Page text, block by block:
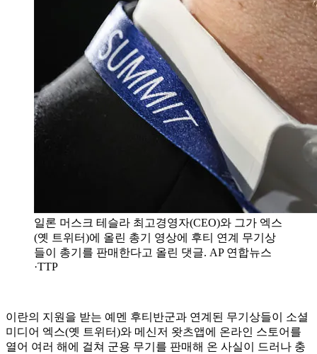
일론 머스크 테슬라 최고경영자(CEO)와 그가 엑스
(옛 트위터)에 올린 총기 영상에 후티 연계 무기상
들이 총기를 판매한다고 올린 댓글. AP 연합뉴스
·TTP
이란의 지원을 받는 예멘 후티반군과 연계된 무기상들이 소셜
미디어 엑스(옛 트위터)와 메신저 왓츠앱에 온라인 스토어를
열어 여러 해에 걸쳐 군용 무기를 판매해 온 사실이 드러나 충